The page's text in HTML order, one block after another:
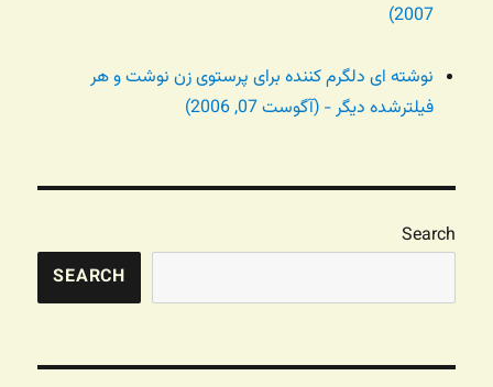
2007)
نوشته ای دلگرم کننده برای پرستوی زن نوشت و هر
فیلترشده دیگر - (آگوست 07, 2006)
Search
SEARCH